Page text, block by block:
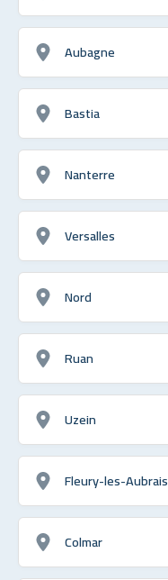
Aubagne
Bastia
Nanterre
Versalles
Nord
Ruan
Uzein
Fleury-les-Aubrais
Colmar